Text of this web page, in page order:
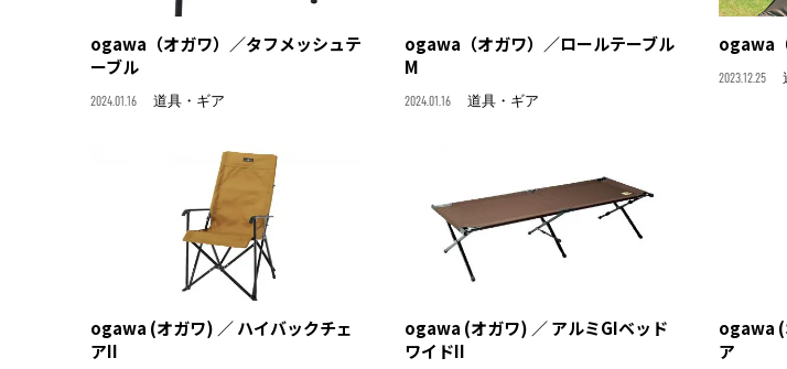
ogawa（オガワ）／タフメッシュテ
ーブル
2024.01.16 道具・ギア
ogawa（オガワ）／ロールテーブル
M
2024.01.16 道具・ギア
ogawa
2023.12.25
ogawa (オガワ) ／ ハイバックチェ
アII
ogawa (オガワ) ／ アルミGIベッド
ワイドII
ogawa (
ア